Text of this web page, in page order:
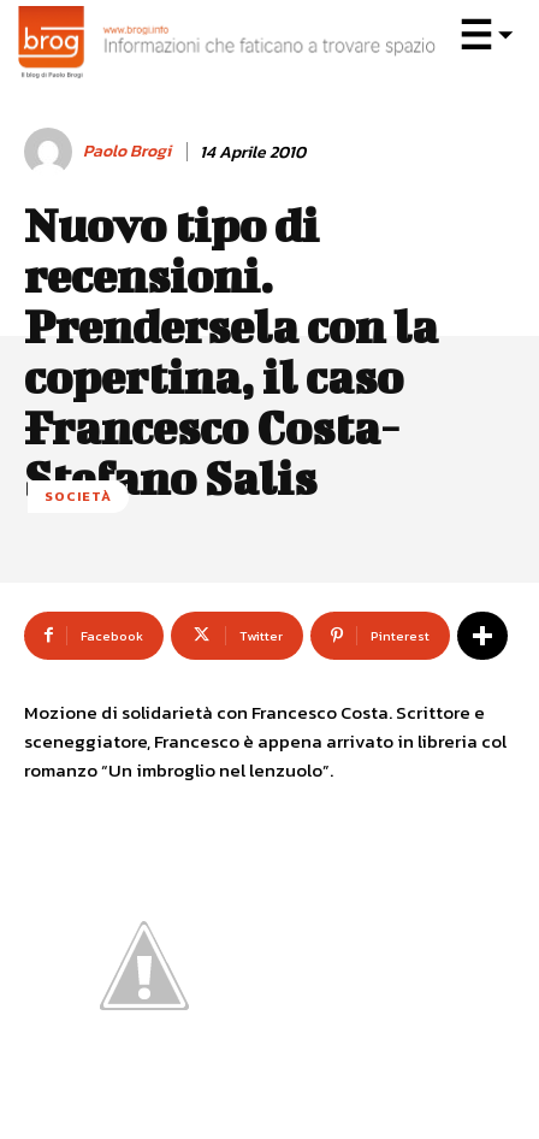
Paolo Brogi 14 Aprile 2010
Nuovo tipo di
recensioni.
Prendersela con la
copertina, il caso
Francesco Costa-
Stefano Salis
SOCIETÀ
Facebook Twitter Pinterest
Mozione di solidarietà con Francesco Costa. Scrittore e
sceneggiatore, Francesco è appena arrivato in libreria col
romanzo “Un imbroglio nel lenzuolo”.